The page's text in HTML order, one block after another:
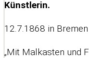
Künstlerin.
12.7.1868 in
„Mit Malkasten und